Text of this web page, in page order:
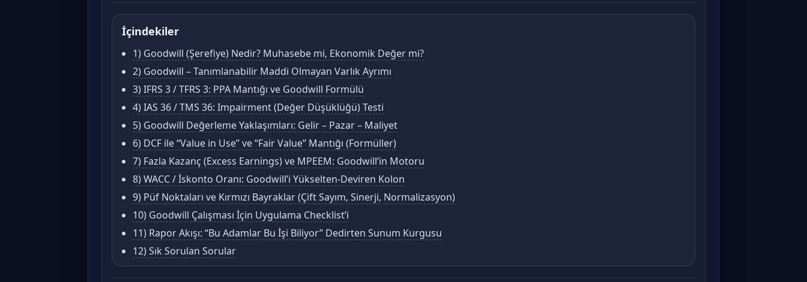
İçindekiler
1) Goodwill (Şerefiye) Nedir? Muhasebe mi, Ekonomik Değer mi?
2) Goodwill – Tanımlanabilir Maddi Olmayan Varlık Ayrımı
3) IFRS 3 / TFRS 3: PPA Mantığı ve Goodwill Formülü
4) IAS 36 / TMS 36: Impairment (Değer Düşüklüğü) Testi
5) Goodwill Değerleme Yaklaşımları: Gelir – Pazar – Maliyet
6) DCF ile “Value in Use” ve “Fair Value” Mantığı (Formüller)
7) Fazla Kazanç (Excess Earnings) ve MPEEM: Goodwill’in Motoru
8) WACC / İskonto Oranı: Goodwill’i Yükselten-Deviren Kolon
9) Püf Noktaları ve Kırmızı Bayraklar (Çift Sayım, Sinerji, Normalizasyon)
10) Goodwill Çalışması İçin Uygulama Checklist’i
11) Rapor Akışı: “Bu Adamlar Bu İşi Biliyor” Dedirten Sunum Kurgusu
12) Sık Sorulan Sorular